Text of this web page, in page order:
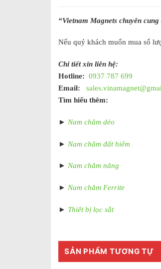
“Vietnam Magnets chuyên
Nếu quý khách muốn mua số
Chi tiết xin liên hệ:
Hotline: 0937 787 699
Email:
Tìm hiểu thêm:
► Nam châm dẻo
► Nam châm đất hiếm
► Nam châm nâng
► Nam châm Ferrite
► Thiết bị lọc sắt
SẢN PHẨM TƯƠNG TỰ